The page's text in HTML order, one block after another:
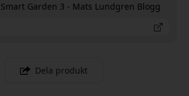
Garden 3 - Mats Lundgren Blogg
Dela produkt